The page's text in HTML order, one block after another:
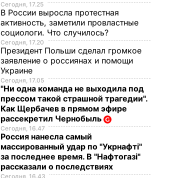
Сегодня, 17.25
В России выросла протестная
активность, заметили провластные
социологи. Что случилось?
Сегодня, 17.20
Президент Польши сделал громкое
заявление о россиянах и помощи
Украине
Сегодня, 17.05
"Ни одна команда не выходила под
прессом такой страшной трагедии".
Как Щербачев в прямом эфире
рассекретил Чернобыль
Сегодня, 16.47
Россия нанесла самый
массированный удар по "Укрнафті"
за последнее время. В "Нафтогазі"
рассказали о последствиях
Сегодня, 16.43